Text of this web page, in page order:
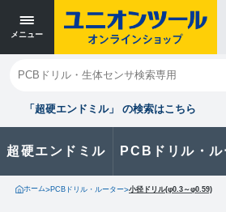
メニュー
「超硬エンドミル」 の検索はこちら
超硬エンドミル PCBドリル・ル
閉じる
お気に入り クイックオーダ
製品に関するお問い合わ
ホーム>PCBドリル・ルーター>小径ドリル(φ0.3～φ0.59)